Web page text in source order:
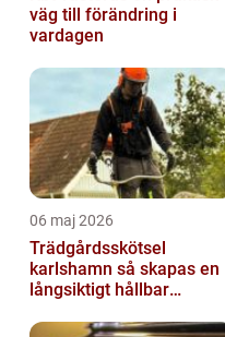
väg till förändring i
vardagen
06 maj 2026
Trädgårdsskötsel
karlshamn så skapas en
långsiktigt hållbar